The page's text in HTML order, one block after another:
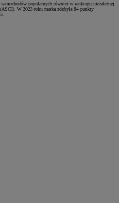
popularnych również w rankingu niezależnej
W 2023 roku marka zdobyła 84 punkty